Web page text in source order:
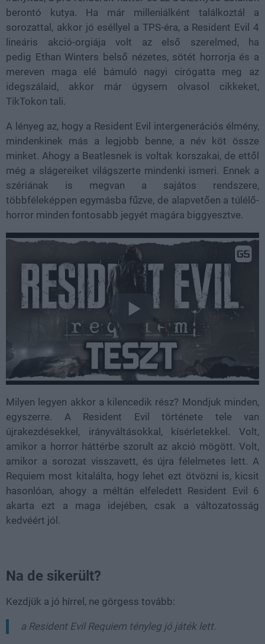
berontó kutya. Ha már milleniálként találkoztál a
sorozattal, akkor jó eséllyel a TPS-éra, a Resident Evil 4
lineáris akció-orgiája volt az első szerelmed, ha
pedig Ethan Winters belső nézetes, sötét horrorja és a
mereven maga elé bámuló nagyi cirógatta meg az
idegszálaid, akkor már úgysem olvasol cikkeket,
TikTokon tali.
A lényeg az, hogy a Resident Evil intergenerációs élmény,
mindenkinek más a legjobb benne, a név köt össze
minket. Ahogy a Beatlesnek is voltak korszakai, de ettől
még a slágereiket világszerte mindenki ismeri. Ennek a
szériának is megvan a sajátos rendszere,
többféleképpen egymásba fűzve, de alapvetően a túlélő-
horror minden fontosabb jegyét magára biggyesztve.
Milyen legyen akkor a kilencedik rész? Mondjuk minden,
egyszerre. A Resident Evil története tele van
újrakezdésekkel, irányváltásokkal, kísérletekkel. Volt,
amikor a horror háttérbe szorult az akció mögött. Volt,
amikor a sorozat visszavett, és újra félelmetes lett. A
Requiem most kitalálta, hogy lehet ezt ötvözni is, kicsit
hasonlóan, ahogy a méltán elfeledett Resident Evil 6
akarta ezt a maga idejében, csak a változatosság
kedvéért jól.
Na de sikerült?
Kezdjük a jó hírrel, ne görgess tovább:
a Resident Evil Requiem tényleg jó játék lett.